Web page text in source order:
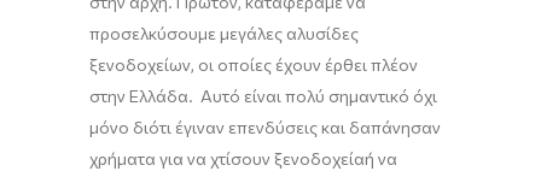
προσελκύσουμε μεγάλες αλυσίδες
ξενοδοχείων, οι οποίες έχουν έρθει πλέον
στην Ελλάδα. Αυτό είναι πολύ σημαντικό όχι
μόνο διότι έγιναν επενδύσεις και δαπάνησαν
χρήματα για να χτίσουν ξενοδοχείαή να